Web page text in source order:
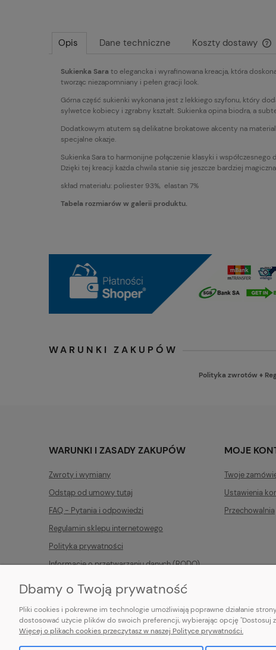
Opis Dane techniczne Koszty dostawy
Sukienka Sara to elegancka i wyrafinowana kreacja, która
tworząc niezapomniany i pełen gracji look.
Górna część sukienki wykonana jest z lekkiego szyfonu, który
sylwetce kobiecy i zgrabny kształt. Sukienka opina biodra, a
Dodatkowym atutem są delikatne brokatowe akcenty na
specjalne okazje.
Sukienka Sara to harmonijne połączenie klasyki i
Dzięki tej kreacji każda chwila stanie się jeszcze bardziej
skład materiału: poliester 93%, elastan 7%
Tabela rozmiarów w galerii produktu.
WARUNKI ZAKUPÓW
Polityka zwrotów ♦
WARUNKI I ZASADY ZAKUPÓW
Zwroty i wymiany
Odstąp od umowy tutaj
FAQ - Pytania i odpowiedzi
Regulamin sklepu internetowego
Polityka prywatności
Informacje o przetwarzaniu danych (RODO)
MOJE
Twoje
Ustawienia
Przechowalnia
Dbamy o Twoją prywatność
Pliki cookies i pokrewne im technologie umożliwiają poprawne działanie
dostosować użycie plików do swoich preferencji, wybierając opcję "Dostosuj
Więcej o plikach cookies przeczytasz w naszej Polityce prywatności.